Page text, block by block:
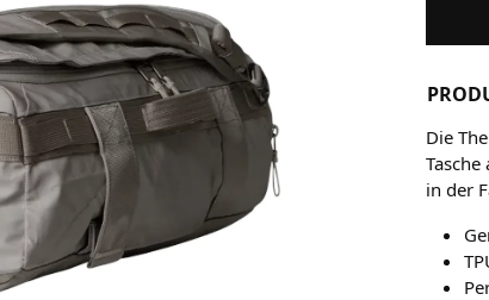
Die
in der